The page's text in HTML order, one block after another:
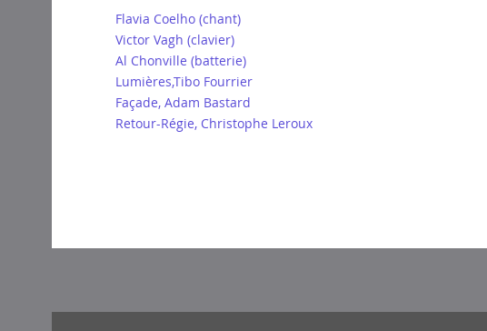
Flavia Coelho (chant)
Victor Vagh (clavier)
Al Chonville (batterie)
Lumières,Tibo Fourrier
Façade, Adam Bastard
Retour-Régie, Christophe Leroux